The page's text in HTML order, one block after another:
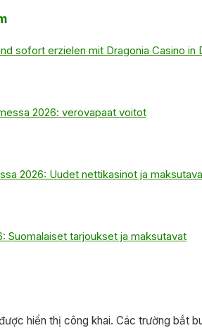
sofort erzielen mit Dragonia Casino in
2026: verovapaat voitot
2026: Uudet nettikasinot ja
Suomalaiset tarjoukset ja maksutavat
hiển thị công khai. Các trường bắt